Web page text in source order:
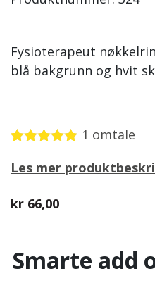
Fysioterapeut
blå bakgrunn og hvit
av 5
basert på
1 omtale
Les mer
kr 66,00
Smarte add